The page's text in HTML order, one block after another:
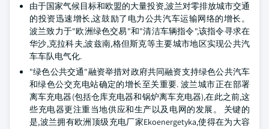
由于国家气候目标和欧盟的大量投资,波兰对零排放城市交通
的投资迅速增长,这鼓励了电力公共汽车运输网络的增长。
波兰致力于"欧洲绿色交易"和"清洁车辆指令",该指令寻求在
华沙,克拉科夫,波兹南,格但斯克等主要城市地区实现公共汽
车车队电气化.
"绿色公共交通"融资举措对政府共同融资支持绿色公共汽车
和绿色公交充电站确定的增长至关重要. 波兰城市正在部署
离车充电器(包括仓库充电器和锅炉离车充电器),在此之前,这
些充电器更注重当地供应和生产以及电网的发展。 关键的
是,波兰拥有欧洲顶级充电厂家Ekoenergetyka,使得在为大容